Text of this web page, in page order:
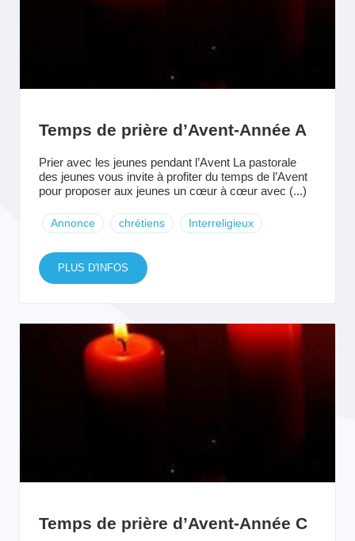
Temps de prière d’Avent-Année A
Prier avec les jeunes pendant l’Avent La pastorale
des jeunes vous invite à profiter du temps de l’Avent
pour proposer aux jeunes un cœur à cœur avec (...)
Annonce chrétiens Interreligieux
PLUS D'INFOS
Temps de prière d’Avent-Année C